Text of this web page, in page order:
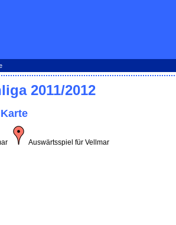
2011/2012
Auswärtsspiel für Vellmar